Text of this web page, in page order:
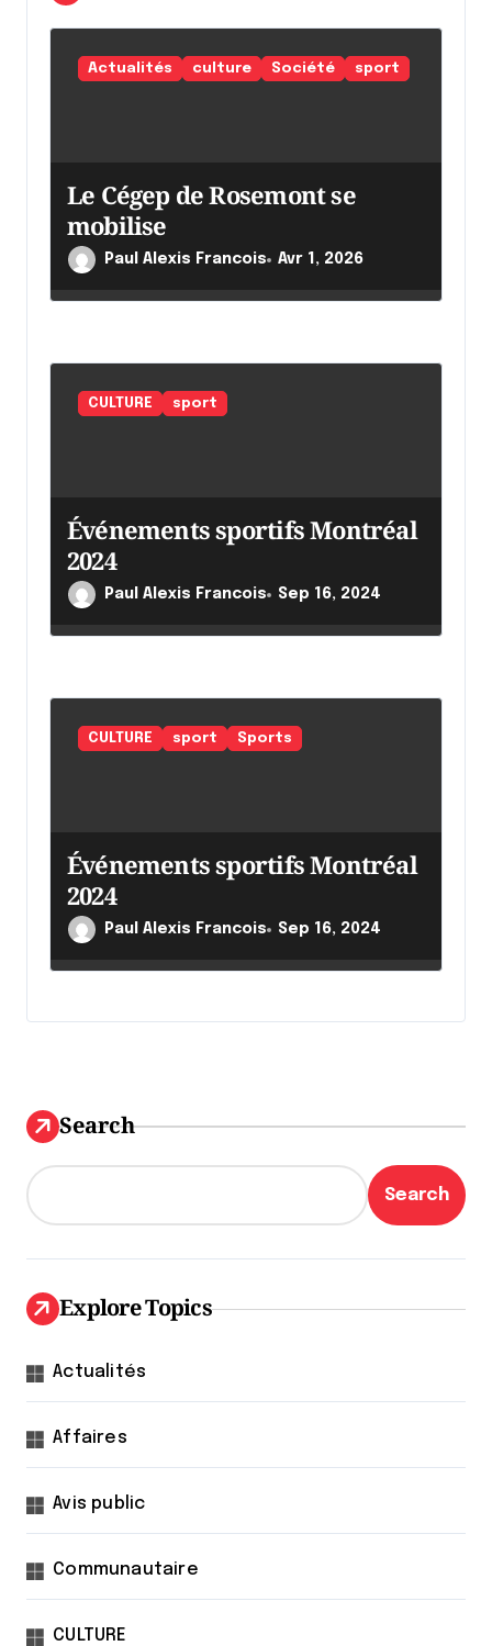
e
t
i
c
l
Actualités culture Société sport
Le Cégep de Rosemont se
mobilise
Paul Alexis Francois Avr 1, 2026
CULTURE sport
Événements sportifs Montréal
2024
Paul Alexis Francois Sep 16, 2024
CULTURE sport Sports
Événements sportifs Montréal
2024
Paul Alexis Francois Sep 16, 2024
Search
Search
Explore Topics
Actualités
Affaires
Avis public
Communautaire
CULTURE